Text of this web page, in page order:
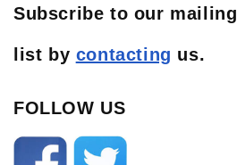
Subscribe to our mailing
list by contacting us.
FOLLOW US